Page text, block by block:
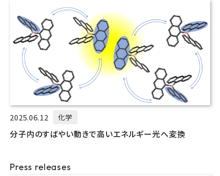
2025.06.12 化学
分子内のすばやい動きで高いエネルギー光へ変換
Press releases